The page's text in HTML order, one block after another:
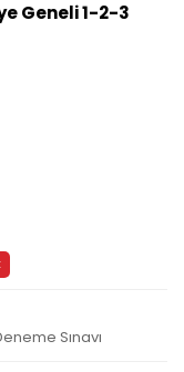
Geneli 1-2-3
Sınavı